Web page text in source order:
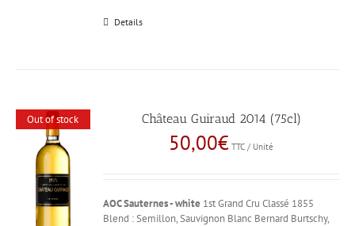
Details
Out of stock Château Guiraud 2014 (75cl)
50,00€ TTC / Unité
AOC Sauternes - white 1st Grand Cru Classé 1855
Blend : Semillon, Sauvignon Blanc Bernard Burtschy,